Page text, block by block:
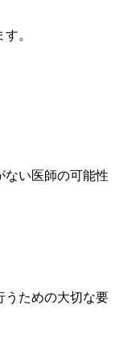
。
ない医師の可能性
うための大切な要